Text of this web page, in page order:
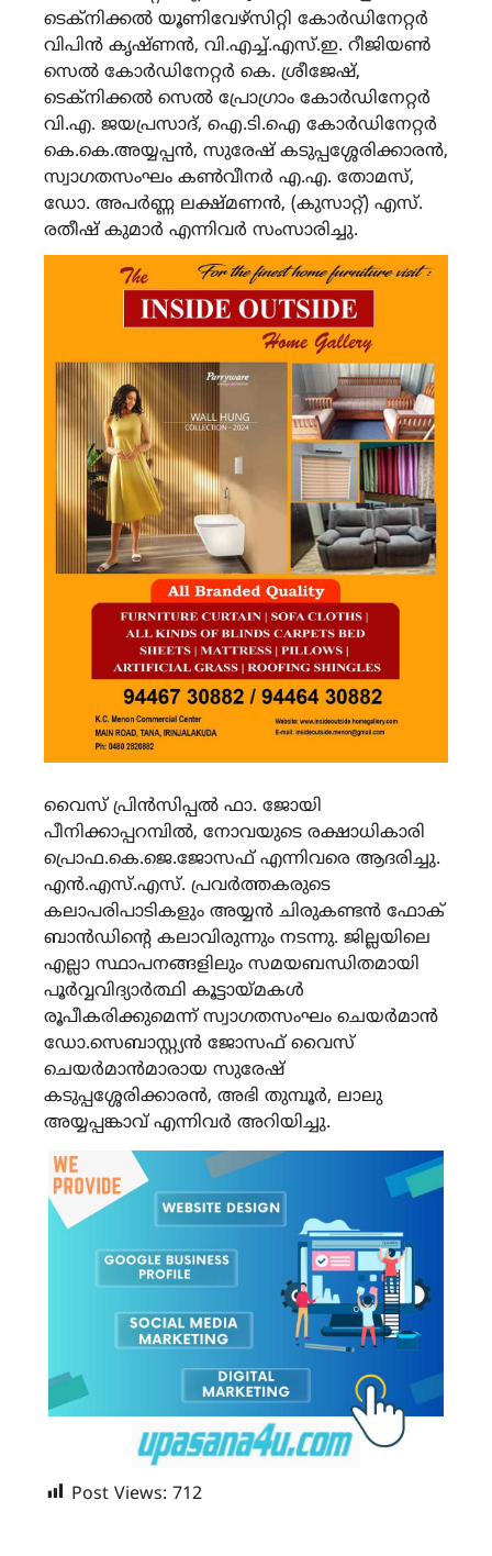
ടെക്നിക്കല്‍ യൂണിവേഴ്സിറ്റി കോര്‍ഡിനേറ്റര്‍
വിപിന്‍ കൃഷ്ണന്‍, വി.എച്ച്.എസ്.ഇ. റീജിയണ്‍
സെല്‍ കോര്‍ഡിനേറ്റര്‍ കെ. ശ്രീജേഷ്,
ടെക്നിക്കല്‍ സെല്‍ പ്രോഗ്രാം കോര്‍ഡിനേറ്റര്‍
വി.എ. ജയപ്രസാദ്, ഐ.ടി.ഐ കോര്‍ഡിനേറ്റര്‍
കെ.കെ.അയ്യപ്പന്‍, സുരേഷ് കടുപ്പശ്ശേരിക്കാരന്‍,
സ്വാഗതസംഘം കണ്‍വീനര്‍ എ.എ. തോമസ്,
ഡോ. അപര്‍ണ്ണ ലക്ഷ്മണന്‍, (കുസാറ്റ്) എസ്.
രതീഷ് കുമാര്‍ എന്നിവര്‍ സംസാരിച്ചു.
വൈസ് പ്രിന്‍സിപ്പല്‍ ഫാ. ജോയി
പീനിക്കാപ്പറമ്പില്‍, നോവയുടെ രക്ഷാധികാരി
പ്രൊഫ.കെ.ജെ.ജോസഫ് എന്നിവരെ ആദരിച്ചു.
എന്‍.എസ്.എസ്. പ്രവര്‍ത്തകരുടെ
കലാപരിപാടികളും അയ്യന്‍ ചിരുകണ്ടന്‍ ഫോക്
ബാന്‍ഡിന്‍റെ കലാവിരുന്നും നടന്നു. ജില്ലയിലെ
എല്ലാ സ്ഥാപനങ്ങളിലും സമയബന്ധിതമായി
പൂര്‍വ്വവിദ്യാര്‍ത്ഥി കൂട്ടായ്മകള്‍
രൂപീകരിക്കുമെന്ന് സ്വാഗതസംഘം ചെയര്‍മാന്‍
ഡോ.സെബാസ്റ്റ്യന്‍ ജോസഫ് വൈസ്
ചെയര്‍മാന്‍മാരായ സുരേഷ്
കടുപ്പശ്ശേരിക്കാരന്‍, അഭി തുമ്പൂര്‍, ലാലു
അയ്യപ്പങ്കാവ് എന്നിവര്‍ അറിയിച്ചു.
Post Views: 712